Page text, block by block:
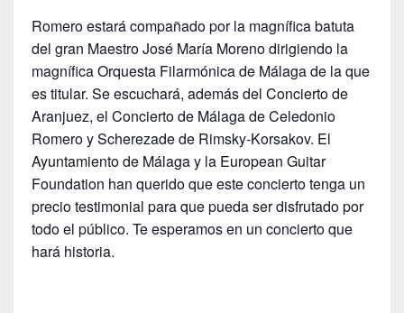
Romero estará compañado por la magnífica batuta
del gran Maestro José María Moreno dirigiendo la
magnífica Orquesta Filarmónica de Málaga de la que
es titular. Se escuchará, además del Concierto de
Aranjuez, el Concierto de Málaga de Celedonio
Romero y Scherezade de Rimsky-Korsakov. El
Ayuntamiento de Málaga y la European Guitar
Foundation han querido que este concierto tenga un
precio testimonial para que pueda ser disfrutado por
todo el público. Te esperamos en un concierto que
hará historia.